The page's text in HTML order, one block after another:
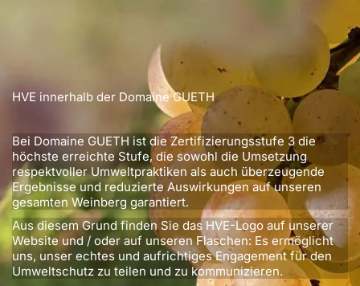
HVE innerhalb der Domaine GUETH
Bei Domaine GUETH ist die Zertifizierungsstufe 3 die
höchste erreichte Stufe, die sowohl die Umsetzung
respektvoller Umweltpraktiken als auch überzeugende
Ergebnisse und reduzierte Auswirkungen auf unseren
gesamten Weinberg garantiert.
Aus diesem Grund finden Sie das HVE-Logo auf unserer
Website und / oder auf unseren Flaschen: Es ermöglicht
uns, unser echtes und aufrichtiges Engagement für den
Umweltschutz zu teilen und zu kommunizieren.